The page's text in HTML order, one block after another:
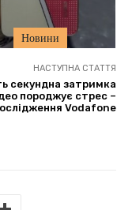
Новини
НАСТУПНА СТАТТЯ
секундна затримка
породжує стрес –
Vodafone